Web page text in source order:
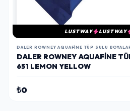
LUSTWAY LUSTWAY
DALER ROWNEY AQUAFINE TÜP SULU
DALER ROWNEY AQUAFINE
651 LEMON YELLOW
₺0